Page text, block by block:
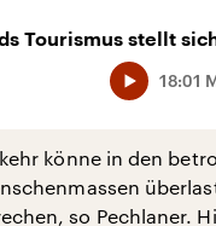
Tourismus stellt
18:01
könne in den
so Pechlaner.